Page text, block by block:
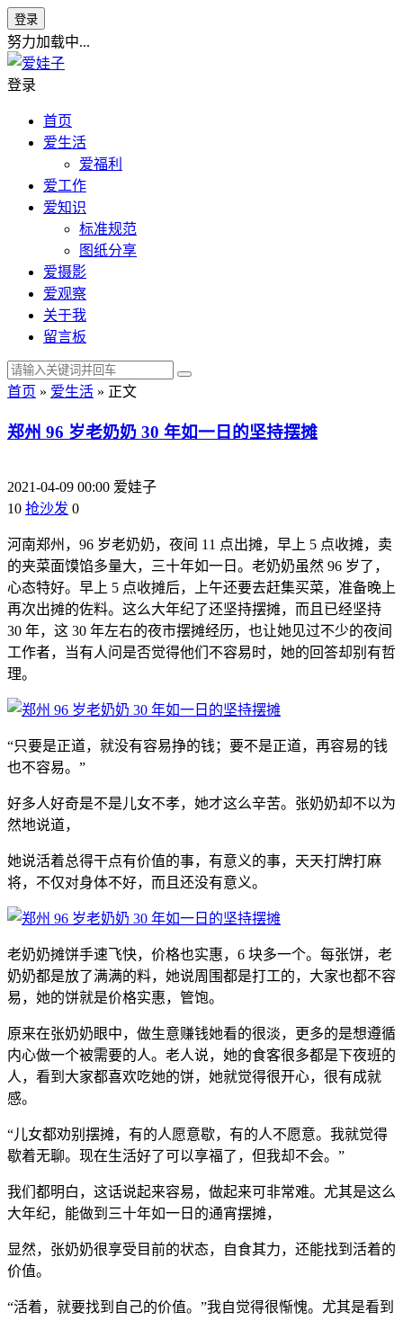
登录
努力加载中...
登录
首页
爱生活
爱福利
爱工作
爱知识
标准规范
图纸分享
爱摄影
爱观察
关于我
留言板
首页 » 爱生活 » 正文
郑州 96 岁老奶奶 30 年如一日的坚持摆摊
2021-04-09 00:00 爱娃子
10 抢沙发 0
河南郑州，96 岁老奶奶，夜间 11 点出摊，早上 5 点收摊，卖
的夹菜面馍馅多量大，三十年如一日。老奶奶虽然 96 岁了，
心态特好。早上 5 点收摊后，上午还要去赶集买菜，准备晚上
再次出摊的佐料。这么大年纪了还坚持摆摊，而且已经坚持
30 年，这 30 年左右的夜市摆摊经历，也让她见过不少的夜间
工作者，当有人问是否觉得他们不容易时，她的回答却别有哲
理。
“只要是正道，就没有容易挣的钱；要不是正道，再容易的钱
也不容易。”
好多人好奇是不是儿女不孝，她才这么辛苦。张奶奶却不以为
然地说道，
她说活着总得干点有价值的事，有意义的事，天天打牌打麻
将，不仅对身体不好，而且还没有意义。
老奶奶摊饼手速飞快，价格也实惠，6 块多一个。每张饼，老
奶奶都是放了满满的料，她说周围都是打工的，大家也都不容
易，她的饼就是价格实惠，管饱。
原来在张奶奶眼中，做生意赚钱她看的很淡，更多的是想遵循
内心做一个被需要的人。老人说，她的食客很多都是下夜班的
人，看到大家都喜欢吃她的饼，她就觉得很开心，很有成就
感。
“儿女都劝别摆摊，有的人愿意歇，有的人不愿意。我就觉得
歇着无聊。现在生活好了可以享福了，但我却不会。”
我们都明白，这话说起来容易，做起来可非常难。尤其是这么
大年纪，能做到三十年如一日的通宵摆摊，
显然，张奶奶很享受目前的状态，自食其力，还能找到活着的
价值。
“活着，就要找到自己的价值。”我自觉得很惭愧。尤其是看到